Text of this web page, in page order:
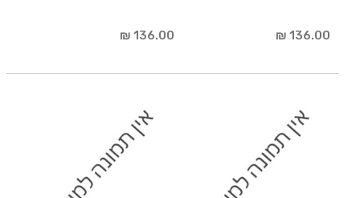
136.00 ₪
136.00 ₪